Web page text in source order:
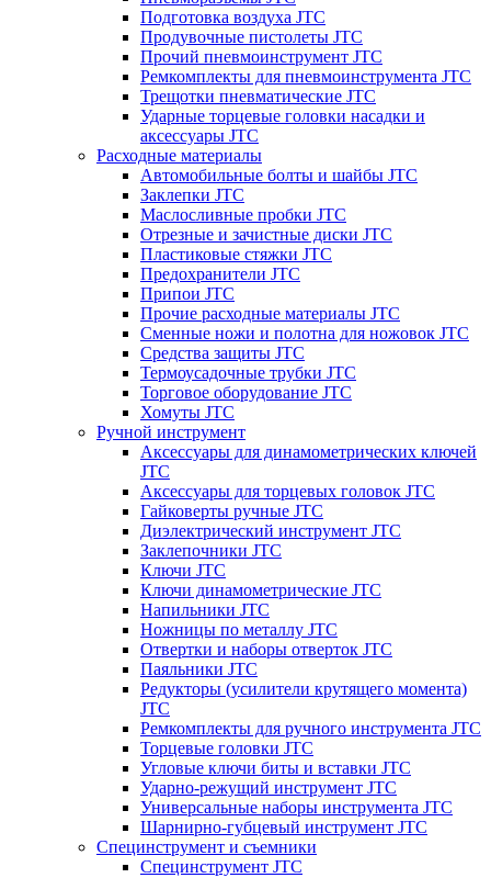
Подготовка воздуха JTC
Продувочные пистолеты JTC
Прочий пневмоинструмент JTC
Ремкомплекты для пневмоинструмента JTC
Трещотки пневматические JTC
Ударные торцевые головки насадки и
аксессуары JTC
Расходные материалы
Автомобильные болты и шайбы JTC
Заклепки JTC
Маслосливные пробки JTC
Отрезные и зачистные диски JTC
Пластиковые стяжки JTC
Предохранители JTC
Припои JTC
Прочие расходные материалы JTC
Сменные ножи и полотна для ножовок JTC
Средства защиты JTC
Термоусадочные трубки JTC
Торговое оборудование JTC
Хомуты JTC
Ручной инструмент
Аксессуары для динамометрических ключей
JTC
Аксессуары для торцевых головок JTC
Гайковерты ручные JTC
Диэлектрический инструмент JTC
Заклепочники JTC
Ключи JTC
Ключи динамометрические JTC
Напильники JTC
Ножницы по металлу JTC
Отвертки и наборы отверток JTC
Паяльники JTC
Редукторы (усилители крутящего момента)
JTC
Ремкомплекты для ручного инструмента JTC
Торцевые головки JTC
Угловые ключи биты и вставки JTC
Ударно-режущий инструмент JTC
Универсальные наборы инструмента JTC
Шарнирно-губцевый инструмент JTC
Специнструмент и съемники
Специнструмент JTC